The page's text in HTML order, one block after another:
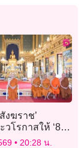
งฆราช’
โรกาสให้ ‘8
ชาคณะ’ เฝ้า
20:28 น.